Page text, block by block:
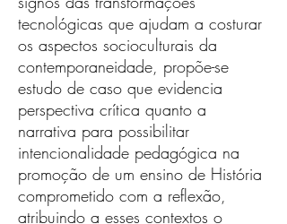
tecnológicas que ajudam a costurar
os aspectos socioculturais da
contemporaneidade, propõe-se
estudo de caso que evidencia
perspectiva crítica quanto a
narrativa para possibilitar
intencionalidade pedagógica na
promoção de um ensino de História
comprometido com a reflexão,
atribuindo a esses contextos o